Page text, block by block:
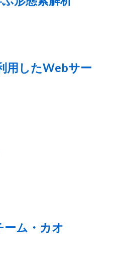
用したWebサー
ーム・カオ